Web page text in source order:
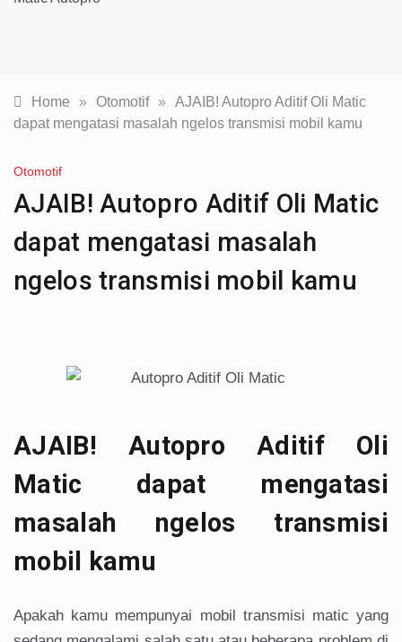
Home » Otomotif » AJAIB! Autopro Aditif Oli Matic
dapat mengatasi masalah ngelos transmisi mobil kamu
Otomotif
AJAIB! Autopro Aditif Oli Matic
dapat mengatasi masalah
ngelos transmisi mobil kamu
AJAIB! Autopro Aditif Oli
Matic dapat mengatasi
masalah ngelos transmisi
mobil kamu
Apakah kamu mempunyai mobil transmisi matic yang